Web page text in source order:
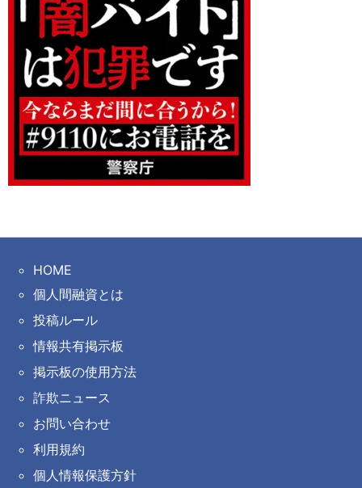
HOME
個人間融資とは
投稿ルール
情報共有掲示板
掲示板の使用方法
詐欺ニュース
お問い合わせ
利用規約
個人情報保護方針